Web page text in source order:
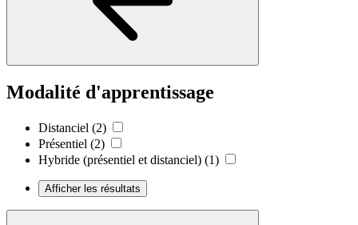
Modalité d'apprentissage
Distanciel (2)
Présentiel (2)
Hybride (présentiel et distanciel) (1)
Afficher les résultats